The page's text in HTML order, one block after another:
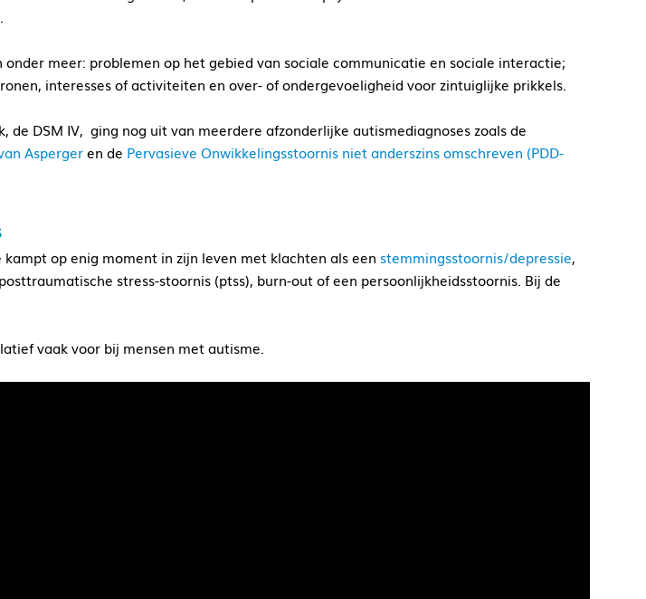
meer: problemen op het gebied van sociale communicatie en sociale interactie;
interesses of activiteiten en over- of ondergevoeligheid voor zintuiglijke prikkels.
de DSM IV, ging nog uit van meerdere afzonderlijke autismediagnoses zoals de
Aspergeren de Pervasieve Onwikkelingsstoornis niet anderszins omschreven (PDD-
op enig moment in zijn leven met klachten als een stemmingsstoornis/depressie,
stress-stoornis (ptss), burn-out of een persoonlijkheidsstoornis. Bij de
vaak voor bij mensen met autisme.